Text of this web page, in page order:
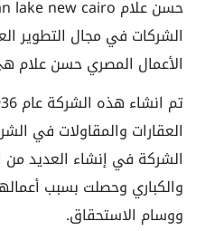
الشركات في مجال التطوير
الأعمال المصري حسن علام
العقارات والمقاولات في
الشركة في إنشاء العديد من
والكباري وحصلت بسبب
ووسام الاستحقاق.